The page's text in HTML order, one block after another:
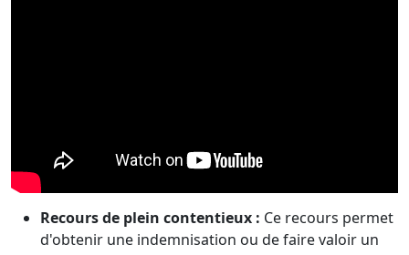
Recours de plein contentieux : Ce recours permet
d'obtenir une indemnisation ou de faire valoir un